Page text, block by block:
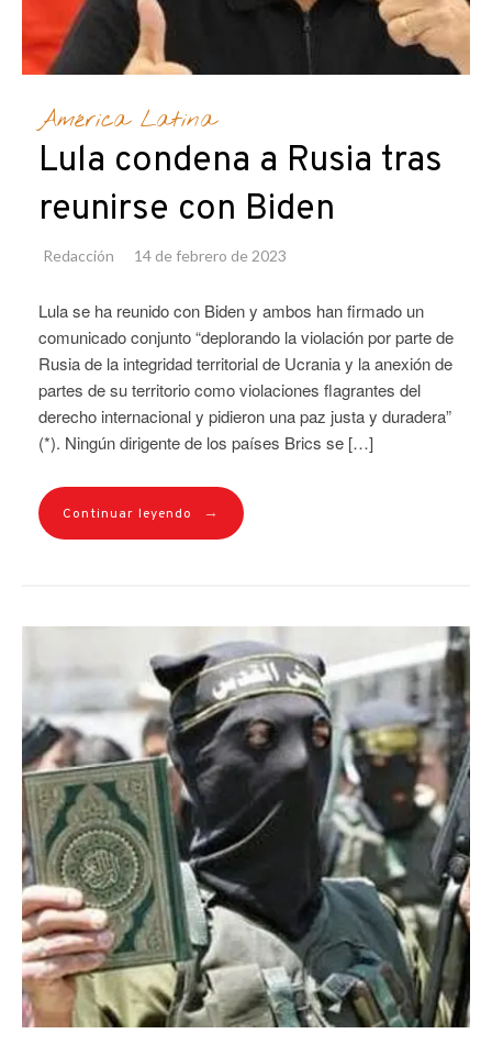
América Latina
Lula condena a Rusia tras
reunirse con Biden
Redacción 14 de febrero de 2023
Lula se ha reunido con Biden y ambos han firmado un
comunicado conjunto “deplorando la violación por parte de
Rusia de la integridad territorial de Ucrania y la anexión de
partes de su territorio como violaciones flagrantes del
derecho internacional y pidieron una paz justa y duradera”
(*). Ningún dirigente de los países Brics se […]
Continuar leyendo →